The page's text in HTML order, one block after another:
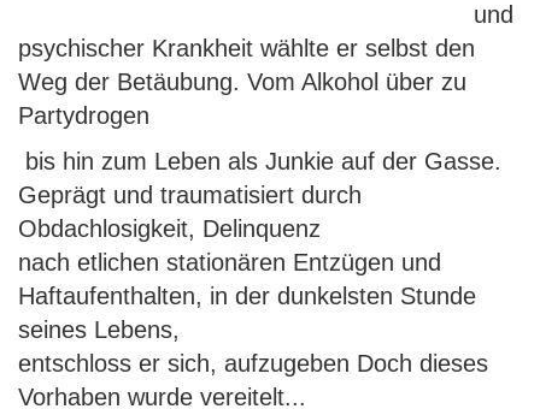
und
psychischer Krankheit wählte er selbst den
Weg der Betäubung. Vom Alkohol über zu
Partydrogen
bis hin zum Leben als Junkie auf der Gasse.
Geprägt und traumatisiert durch
Obdachlosigkeit, Delinquenz
nach etlichen stationären Entzügen und
Haftaufenthalten, in der dunkelsten Stunde
seines Lebens,
entschloss er sich, aufzugeben Doch dieses
Vorhaben wurde vereitelt...